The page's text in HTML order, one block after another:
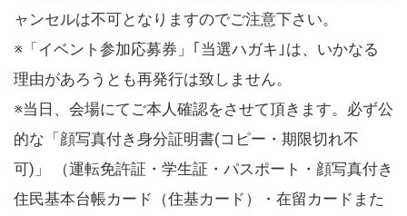
ャンセルは不可となりますのでご注意下さい。
※「イベント参加応募券」｢当選ハガキ｣は、いかなる
理由があろうとも再発行は致しません。
※当日、会場にてご本人確認をさせて頂きます。必ず公
的な「顔写真付き身分証明書(コピー・期限切れ不
可)」 （運転免許証・学生証・パスポート・顔写真付き
住民基本台帳カード（住基カード）・在留カードまた